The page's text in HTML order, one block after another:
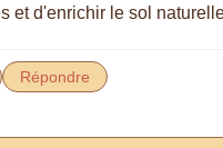
et d'enrichir le sol
Répondre